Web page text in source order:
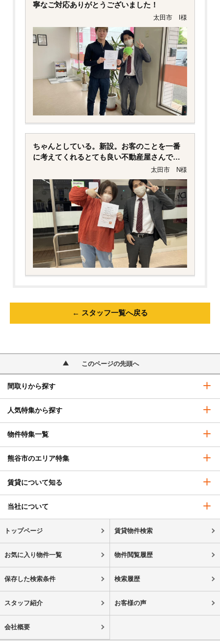
寧なご対応ありがとうございました！
太田市 I様
ちゃんとしている。新設。お客のことを一番
に考えてくれるとても良い不動産屋さんで
太田市 N様
← スタッフ一覧へ戻る
このページの先頭へ
間取りから探す
人気特集から探す
物件特集一覧
熊谷市のエリア特集
賃貸について知る
当社について
トップページ 賃貸物件検索
お気に入り物件一覧 物件閲覧履歴
保存した検索条件 検索履歴
スタッフ紹介 お客様の声
会社概要